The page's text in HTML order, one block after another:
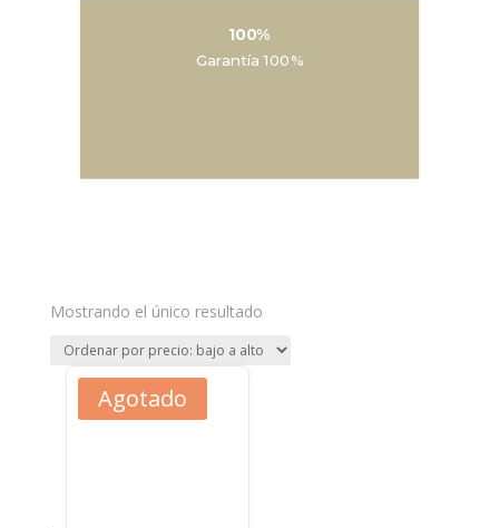
100%
Garantía 100%
Mostrando el único resultado
Agotado